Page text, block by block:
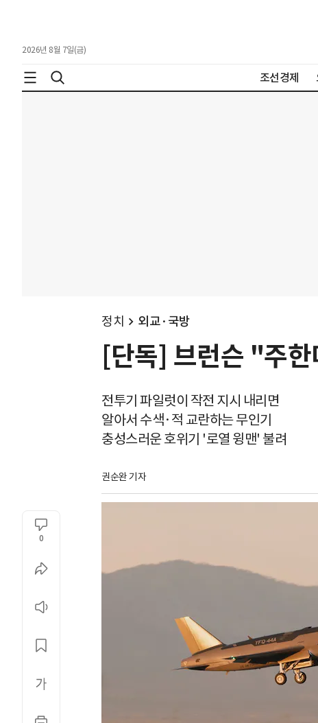
2026년 8월 7일(금)
조선경제
정치 외교·국방
[단독] 브런슨 "주
전투기 파일럿이 작전 지시 내리면
알아서 수색·적 교란하는 무인기
충성스러운 호위기 '로열 윙맨' 불려
권순완 기자
0